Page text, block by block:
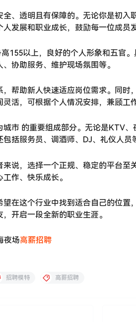
、透明且有保障的。无论你是初
发展和职业成长，鼓励每一位成员
155以上，良好的个人形象和五官
协助服务、维护现场氛围等。
帮助新人快速适应岗位需求。同时
活，可根据个人情况安排，兼顾工
市 的重要组成部分。无论是KTV
括服务员、调酒师、DJ、礼仪人员
说，选择一个正规、稳定的平台
作、快乐成长。
在这个行业中找到适合自己的位
开启一段全新的职业生涯。
夜场高薪招聘
招聘模特 高薪招聘